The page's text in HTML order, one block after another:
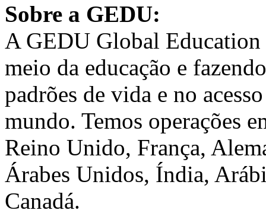
Sobre a GEDU:
A GEDU Global
meio da educação e
padrões de vida e no
mundo. Temos operações
Reino Unido, França,
Árabes Unidos, Índia,
Canadá.